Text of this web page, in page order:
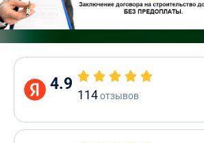
4.9
114отзывов